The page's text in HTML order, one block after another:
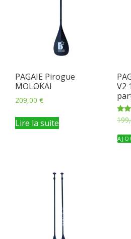
PAGAIE Pirogue
MOLOKAI
209,00 €
Lire la suite
V2
Note
4.50